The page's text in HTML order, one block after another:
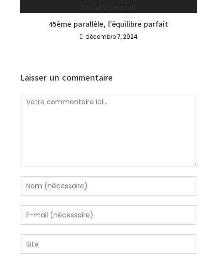
45ème parallèle, l’équilibre parfait
décembre 7, 2024
Laisser un commentaire